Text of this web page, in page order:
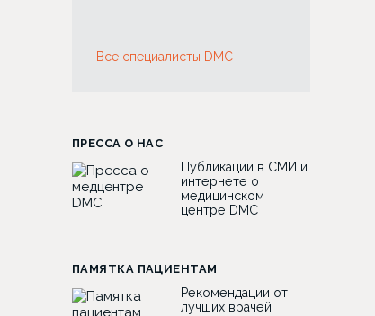
Все специалисты DMC
ПРЕССА О НАС
Публикации в СМИ и
интернете о
медицинском
центре DMC
ПАМЯТКА ПАЦИЕНТАМ
Рекомендации от
лучших врачей